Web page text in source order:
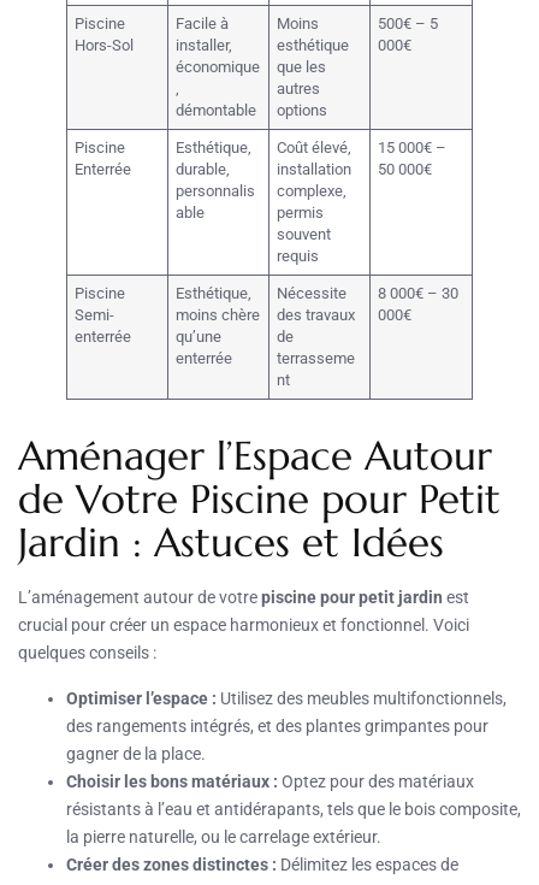
Piscine
Hors-Sol
Facile à
installer,
économique
démontable
Moins
esthétique
que les
autres
options
500€ – 5
000€
Piscine
Enterrée
Esthétique,
durable,
personnalis
able
Coût élevé,
installation
complexe,
permis
souvent
requis
15 000€ –
50 000€
Piscine
Semi-
enterrée
Esthétique,
moins chère
qu’une
enterrée
Nécessite
des travaux
de
terrasseme
nt
8 000€ – 30
000€
Aménager l’Espace Autour
de Votre Piscine pour Petit
Jardin : Astuces et Idées
L’aménagement autour de votrepiscine pour petit jardin est
crucial pour créer un espace harmonieux et fonctionnel. Voici
quelques conseils :
Optimiser l’espace : Utilisez des meubles multifonctionnels,
des rangements intégrés, et des plantes grimpantes pour
gagner de la place.
Choisir les bons matériaux : Optez pour des matériaux
résistants à l’eau et antidérapants, tels que le bois composite,
la pierre naturelle, ou le carrelage extérieur.
Créer des zones distinctes : Délimitez les espaces de